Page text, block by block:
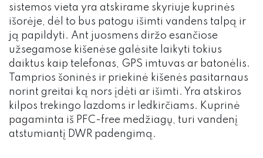
sistemos vieta yra atskirame skyriuje kuprinės
išorėje, dėl to bus patogu išimti vandens talpą ir
ją papildyti. Ant juosmens diržo esančiose
užsegamose kišenėse galėsite laikyti tokius
daiktus kaip telefonas, GPS imtuvas ar batonėlis.
Tamprios šoninės ir priekinė kišenės pasitarnaus
norint greitai ką nors įdėti ar išimti. Yra atskiros
kilpos trekingo lazdoms ir ledkirčiams. Kuprinė
pagaminta iš PFC-free medžiagų, turi vandenį
atstumiantį DWR padengimą.